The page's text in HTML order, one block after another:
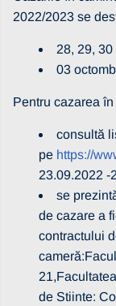
2022/2023 se
28, 29,
03
Pentru cazarea
consultă
pe https://
23.09.2022 -
se
de cazare a
contractului
de Stiinte: